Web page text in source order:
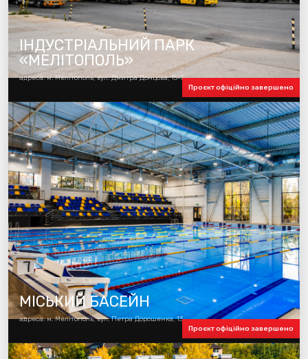
Проєкт офіційно завершено
ІНДУСТРІАЛЬНИЙ ПАРК
«МЕЛІТОПОЛЬ»
адреса: м. Мелітополь, вул. Дмитра Донцова, 15-7
Проєкт офіційно завершено
МІСЬКИЙ БАСЕЙН
адреса: м. Мелітополь, вул. Петра Дорошенка, 13